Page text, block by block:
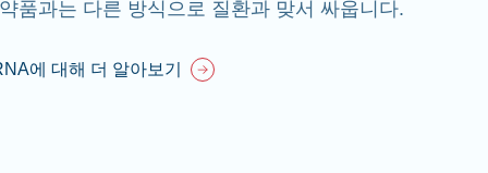
품과는 다른 방식으로 질환과 맞서 싸웁니다.
에 대해 더 알아보기